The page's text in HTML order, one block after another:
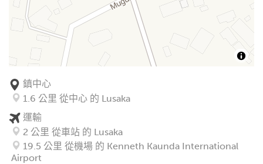
鎮中心
1.6 公里 從中心 的 Lusaka
運輸
2 公里 從車站 的 Lusaka
19.5 公里 從機場 的 Kenneth Kaunda International
Airport